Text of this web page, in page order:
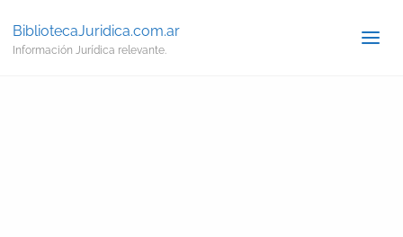
BibliotecaJuridica.com.ar
Información Jurídica relevante.